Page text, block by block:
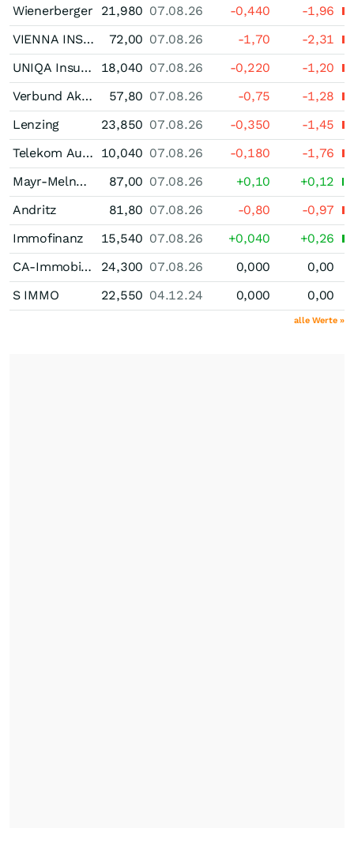
Wienerberger
21,980 07.08.26 -0,440
-1,96
VIENNA INSURANCE GROUP Wiener Versicherung Gruppe
72,00 07.08.26 -1,70
-2,31
UNIQA Insurance Group
18,040 07.08.26 -0,220
-1,20
Verbund Akt.(A)
57,80 07.08.26 -0,75
-1,28
Lenzing
23,850 07.08.26 -0,350
-1,45
Telekom Austria
10,040 07.08.26 -0,180
-1,76
Mayr-Melnhof Karton
87,00 07.08.26 +0,10
+0,12
Andritz
81,80 07.08.26 -0,80
-0,97
Immofinanz
15,540 07.08.26 +0,040
+0,26
CA-Immobilien-Anlagen
24,300 07.08.26 0,000
0,00
S IMMO
22,550 04.12.24 0,000 0,00
alle Werte »